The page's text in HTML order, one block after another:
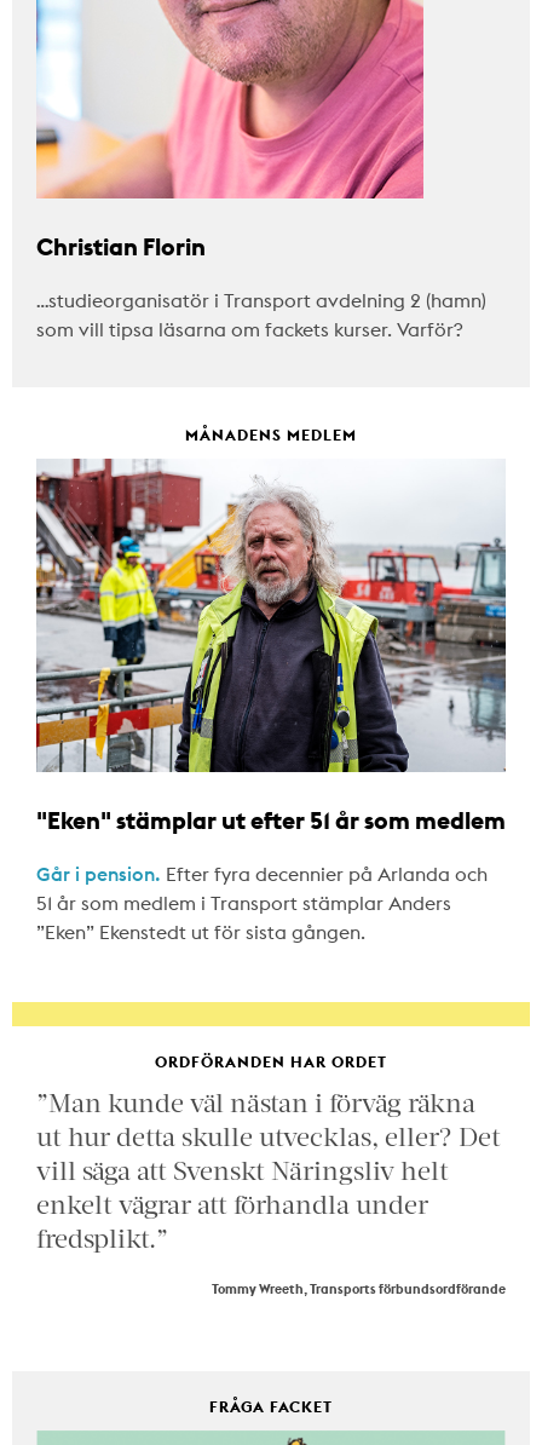
Christian Florin
…studieorganisatör i Transport avdelning 2 (hamn)
som vill tipsa läsarna om fackets kurser. Varför?
MÅNADENS MEDLEM
"Eken" stämplar ut efter 51 år som medlem
Går i pension. Efter fyra decennier på Arlanda och
51 år som medlem i Transport stämplar Anders
”Eken” Ekenstedt ut för sista gången.
ORDFÖRANDEN HAR ORDET
”Man kunde väl nästan i förväg räkna
ut hur detta skulle utvecklas, eller? Det
vill säga att Svenskt Näringsliv helt
enkelt vägrar att förhandla under
fredsplikt.”
Tommy Wreeth, Transports förbundsordförande
FRÅGA FACKET